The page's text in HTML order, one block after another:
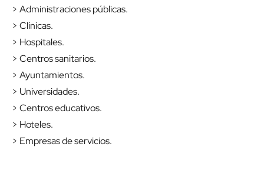
> Administraciones públicas.
> Clínicas.
> Hospitales.
> Centros sanitarios.
> Ayuntamientos.
> Universidades.
> Centros educativos.
> Hoteles.
> Empresas de servicios.